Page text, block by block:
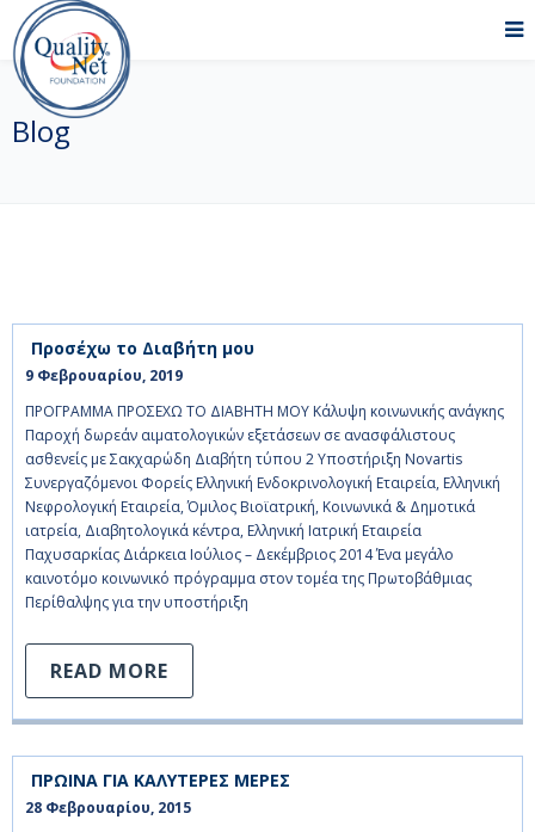
Blog
Προσέχω το Διαβήτη μου
9 Φεβρουαρίου, 2019
ΠΡΟΓΡΑΜΜΑ ΠΡΟΣΕΧΩ ΤΟ ΔΙΑΒΗΤΗ ΜΟΥ Κάλυψη κοινωνικής ανάγκης
Παροχή δωρεάν αιματολογικών εξετάσεων σε ανασφάλιστους
ασθενείς με Σακχαρώδη Διαβήτη τύπου 2 Υποστήριξη Novartis
Συνεργαζόμενοι Φορείς Ελληνική Ενδοκρινολογική Εταιρεία, Ελληνική
Νεφρολογική Εταιρεία, Όμιλος Βιοϊατρική, Κοινωνικά & Δημοτικά
ιατρεία, Διαβητολογικά κέντρα, Ελληνική Ιατρική Εταιρεία
Παχυσαρκίας Διάρκεια Ιούλιος – Δεκέμβριος 2014 Ένα μεγάλο
καινοτόμο κοινωνικό πρόγραμμα στον τομέα της Πρωτοβάθμιας
Περίθαλψης για την υποστήριξη
READ MORE
ΠΡΩΙΝΑ ΓΙΑ ΚΑΛΥΤΕΡΕΣ ΜΕΡΕΣ
28 Φεβρουαρίου, 2015